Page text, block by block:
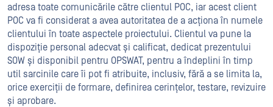
adresa toate comunicările către clientul POC, iar acest client
POC va fi considerat a avea autoritatea de a acționa în numele
clientului în toate aspectele proiectului. Clientul va pune la
dispoziție personal adecvat și calificat, dedicat prezentului
SOW și disponibil pentru OPSWAT, pentru a îndeplini în timp
util sarcinile care îi pot fi atribuite, inclusiv, fără a se limita la,
orice exerciții de formare, definirea cerințelor, testare, revizuire
și aprobare.